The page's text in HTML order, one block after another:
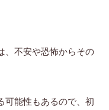
、不安や恐怖からその
可能性もあるので、初